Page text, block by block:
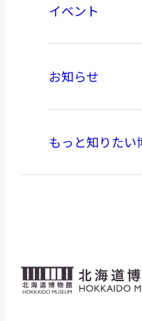
イベント
お知らせ
もっと知りたい
北
海